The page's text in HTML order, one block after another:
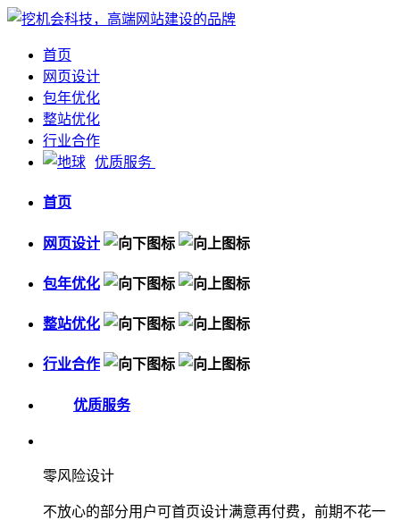
首页
网页设计
包年优化
整站优化
行业合作
优质服务
首页
网页设计
包年优化
整站优化
行业合作
优质服务
零风险设计
不放心的部分用户可首页设计满意再付费，前期不花一